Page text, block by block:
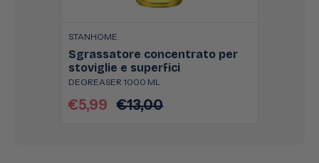
STANHOME
Sgrassatore concentrato per
stoviglie e superfici
DEGREASER 1000 ML
Prezzo
€5,99
Prezzo
€13,00